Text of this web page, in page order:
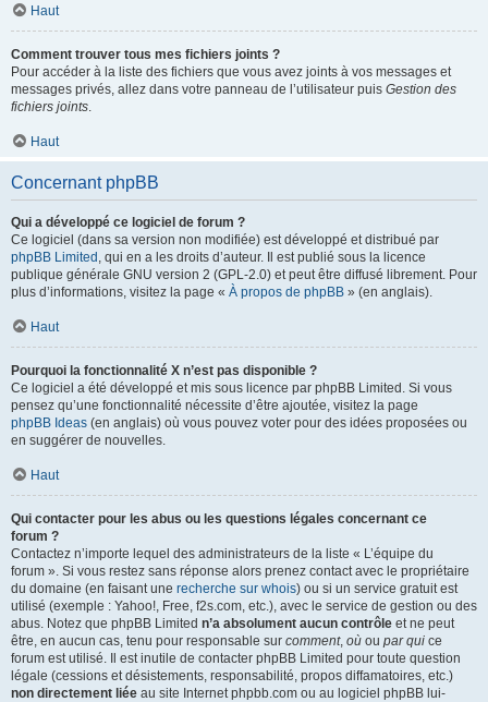
Haut
Comment trouver tous mes fichiers joints ?
Pour accéder à la liste des fichiers que vous avez joints à vos messages et
messages privés, allez dans votre panneau de l’utilisateur puis Gestion des
fichiers joints.
Haut
Concernant phpBB
Qui a développé ce logiciel de forum ?
Ce logiciel (dans sa version non modifiée) est développé et distribué par
phpBB Limited , qui en a les droits d’auteur. Il est publié sous la licence
publique générale GNU version 2 (GPL-2.0) et peut être diffusé librement. Pour
plus d’informations, visitez la page « À propos de phpBB » (en anglais).
Haut
Pourquoi la fonctionnalité X n’est pas disponible ?
Ce logiciel a été développé et mis sous licence par phpBB Limited. Si vous
pensez qu’une fonctionnalité nécessite d’être ajoutée, visitez la page
phpBB Ideas (en anglais) où vous pouvez voter pour des idées proposées ou
en suggérer de nouvelles.
Haut
Qui contacter pour les abus ou les questions légales concernant ce
forum ?
Contactez n’importe lequel des administrateurs de la liste « L’équipe du
forum ». Si vous restez sans réponse alors prenez contact avec le propriétaire
du domaine (en faisant une recherche sur whois) ou si un service gratuit est
utilisé (exemple : Yahoo!, Free, f2s.com, etc.), avec le service de gestion ou des
abus. Notez que phpBB Limited n’a absolument aucun contrôle et ne peut
être, en aucun cas, tenu pour responsable sur comment, où ou par qui ce
forum est utilisé. Il est inutile de contacter phpBB Limited pour toute question
légale (cessions et désistements, responsabilité, propos diffamatoires, etc.)
non directement liée au site Internet phpbb.com ou au logiciel phpBB lui-